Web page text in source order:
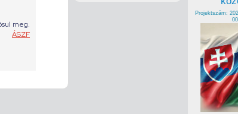
Projektszám: